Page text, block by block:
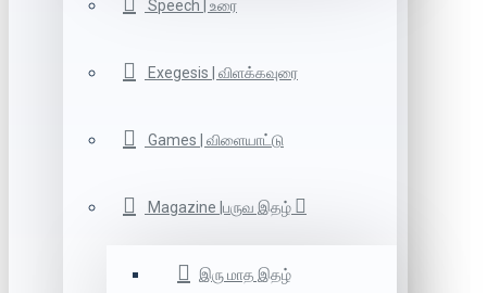
Speech | உரை
Exegesis | விளக்கவுரை
Games | விளையாட்டு
Magazine |பருவ இதழ்
இரு மாத இதழ்